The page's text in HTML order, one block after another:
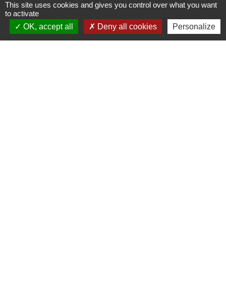
Signaler une erreur sur cette page
This site uses cookies and gives you control over what you want
to activate
OK, accept all
Deny all cookies Personalize